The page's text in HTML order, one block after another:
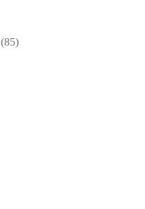
(85)